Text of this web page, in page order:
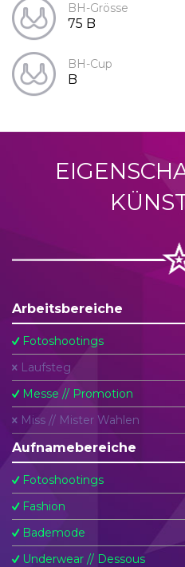
BH-Grösse
75 B
BH-Cup
B
Arbeitsbereiche
Fotoshootings
Laufsteg
Messe // Promotion
Miss // Mister Wahlen
Aufnamebereiche
Fotoshootings
Fashion
Bademode
Underwear // Dessous